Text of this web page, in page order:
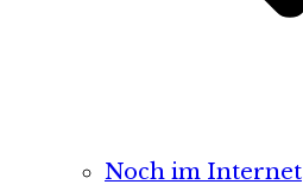
Noch im Internet